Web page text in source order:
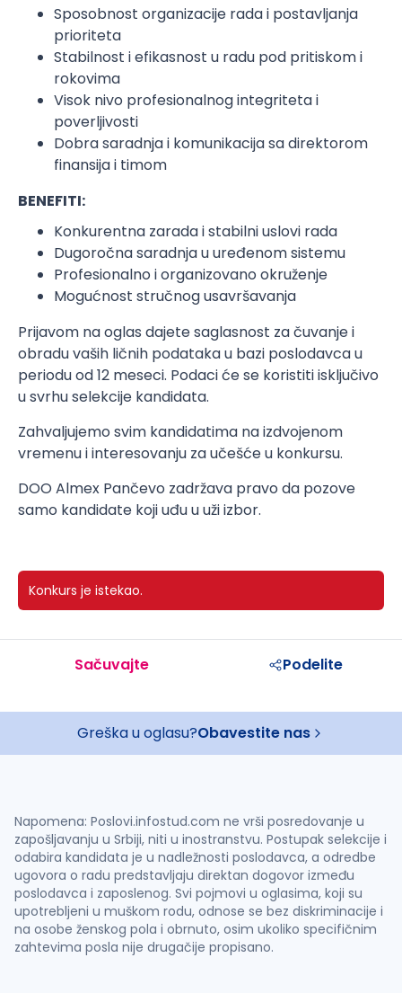
Sposobnost organizacije rada i postavljanja
prioriteta
Stabilnost i efikasnost u radu pod pritiskom i
rokovima
Visok nivo profesionalnog integriteta i
poverljivosti
Dobra saradnja i komunikacija sa direktorom
finansija i timom
BENEFITI:
Konkurentna zarada i stabilni uslovi rada
Dugoročna saradnja u uređenom sistemu
Profesionalno i organizovano okruženje
Mogućnost stručnog usavršavanja
Prijavom na oglas dajete saglasnost za čuvanje i
obradu vaših ličnih podataka u bazi poslodavca u
periodu od 12 meseci. Podaci će se koristiti isključivo
u svrhu selekcije kandidata.
Zahvaljujemo svim kandidatima na izdvojenom
vremenu i interesovanju za učešće u konkursu.
DOO Almex Pančevo zadržava pravo da pozove
samo kandidate koji uđu u uži izbor.
Konkurs je istekao.
Sačuvajte Podelite
Greška u oglasu?Obavestite nas
Napomena: Poslovi.infostud.com ne vrši posredovanje u
zapošljavanju u Srbiji, niti u inostranstvu. Postupak selekcije i
odabira kandidata je u nadležnosti poslodavca, a odredbe
ugovora o radu predstavljaju direktan dogovor između
poslodavca i zaposlenog. Svi pojmovi u oglasima, koji su
upotrebljeni u muškom rodu, odnose se bez diskriminacije i
na osobe ženskog pola i obrnuto, osim ukoliko specifičnim
zahtevima posla nije drugačije propisano.